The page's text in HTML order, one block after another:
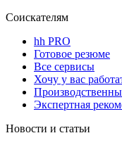
Соискателям
hh PRO
Готовое резюме
Все сервисы
Хочу у вас
Экспертная
Новости и статьи